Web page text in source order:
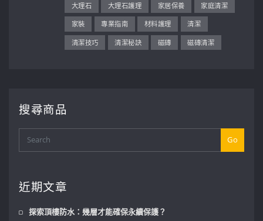
大理石 大理石護理 家居保養 家庭清潔
家裝 專業指南 材料護理 清潔
清潔技巧 清潔秘訣 磁磚 磁磚清潔
搜尋商品
Go
近期文章
探索頂樓防水：幾層才能確保永續保護？